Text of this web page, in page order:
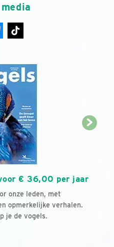
€ 36,00 per jaar
onze leden, met
opmerkelijke verhalen.
je de vogels.